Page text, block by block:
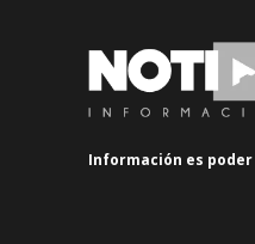
Información es poder